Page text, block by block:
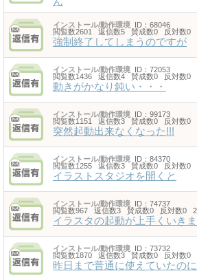
インストール/動作環境 ID：68046
閲覧数2601 返信数5 賛成数0 反対数0
強制終了してしまうのですが
インストール/動作環境 ID：72053
閲覧数1436 返信数4 賛成数0 反対数0
動きがかなり鈍い・・・
インストール/動作環境 ID：99173
閲覧数1151 返信数3 賛成数0 反対数0
突然起動出来なくなった!!!
インストール/動作環境 ID：84370
閲覧数1255 返信数3 賛成数0 反対数0
イラストスタジオを開くと
インストール/動作環境 ID：74737
閲覧数967 返信数3 賛成数0 反対数0
イラスタの起動が上手くいき
インストール/動作環境 ID：73732
閲覧数1870 返信数3 賛成数0 反対数0
昨日まで普通に使えていたのに